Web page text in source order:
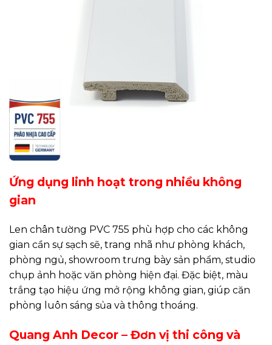
Ứng dụng linh hoạt trong nhiều không
gian
Len chân tường PVC 755 phù hợp cho các không
gian cần sự sạch sẽ, trang nhã như phòng khách,
phòng ngủ, showroom trưng bày sản phẩm, studio
chụp ảnh hoặc văn phòng hiện đại. Đặc biệt, màu
trắng tạo hiệu ứng mở rộng không gian, giúp căn
phòng luôn sáng sủa và thông thoáng.
Quang Anh Decor – Đơn vị thi công và